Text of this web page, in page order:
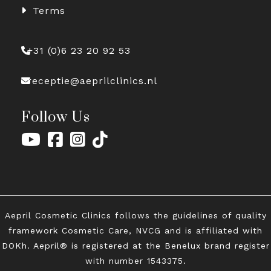
Terms
+31 (0)6 23 20 92 53
receptie@aeprilclinics.nl
Follow Us
Aepril Cosmetic Clinics follows the guidelines of quality
framework Cosmetic Care, NVCG and is affiliated with
DOKh. Aepril® is registered at the Benelux brand register
with number 1543375.